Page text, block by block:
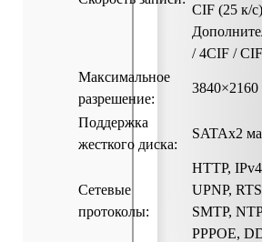
CIF (25 к/с)
/ 4CIF /
Максимальное
разрешение:
3840×2160
Поддержка
жесткого диска:
SATAх2
Сетевые
протоколы:
HTTP,
UPNP,
SMTP,
PPPOE,